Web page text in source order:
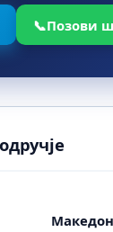
📞Позови